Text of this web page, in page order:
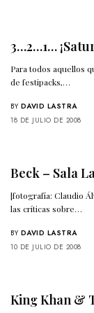
3…2…1…
Para todos aquellos
de festipacks,…
BY DAVID LASTRA
18 DE JULIO DE 2008
Beck – Sala
[fotografía: Claudio
las críticas sobre…
BY DAVID LASTRA
10 DE JULIO DE 2008
King Khan &